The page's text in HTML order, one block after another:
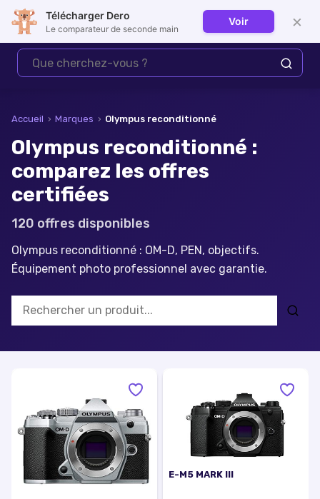
Se connecter
Accueil › Marques › Olympus reconditionné
Olympus reconditionné :
comparez les offres
certifiées
120 offres disponibles
Olympus reconditionné : OM-D, PEN, objectifs.
Équipement photo professionnel avec garantie.
E-M5 MARK III
Télécharger Dero
Le comparateur de seconde main
Voir ×